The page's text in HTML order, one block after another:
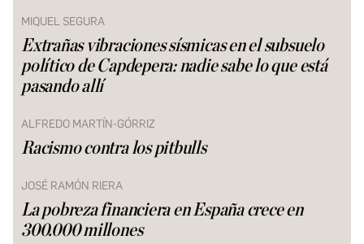
MIQUEL SEGURA
Extrañas vibraciones sísmicas en el subsuelo
político de Capdepera: nadie sabe lo que está
pasando allí
ALFREDO MARTÍN-GÓRRIZ
Racismo contra los pitbulls
JOSÉ RAMÓN RIERA
La pobreza financiera en España crece en
300.000 millones